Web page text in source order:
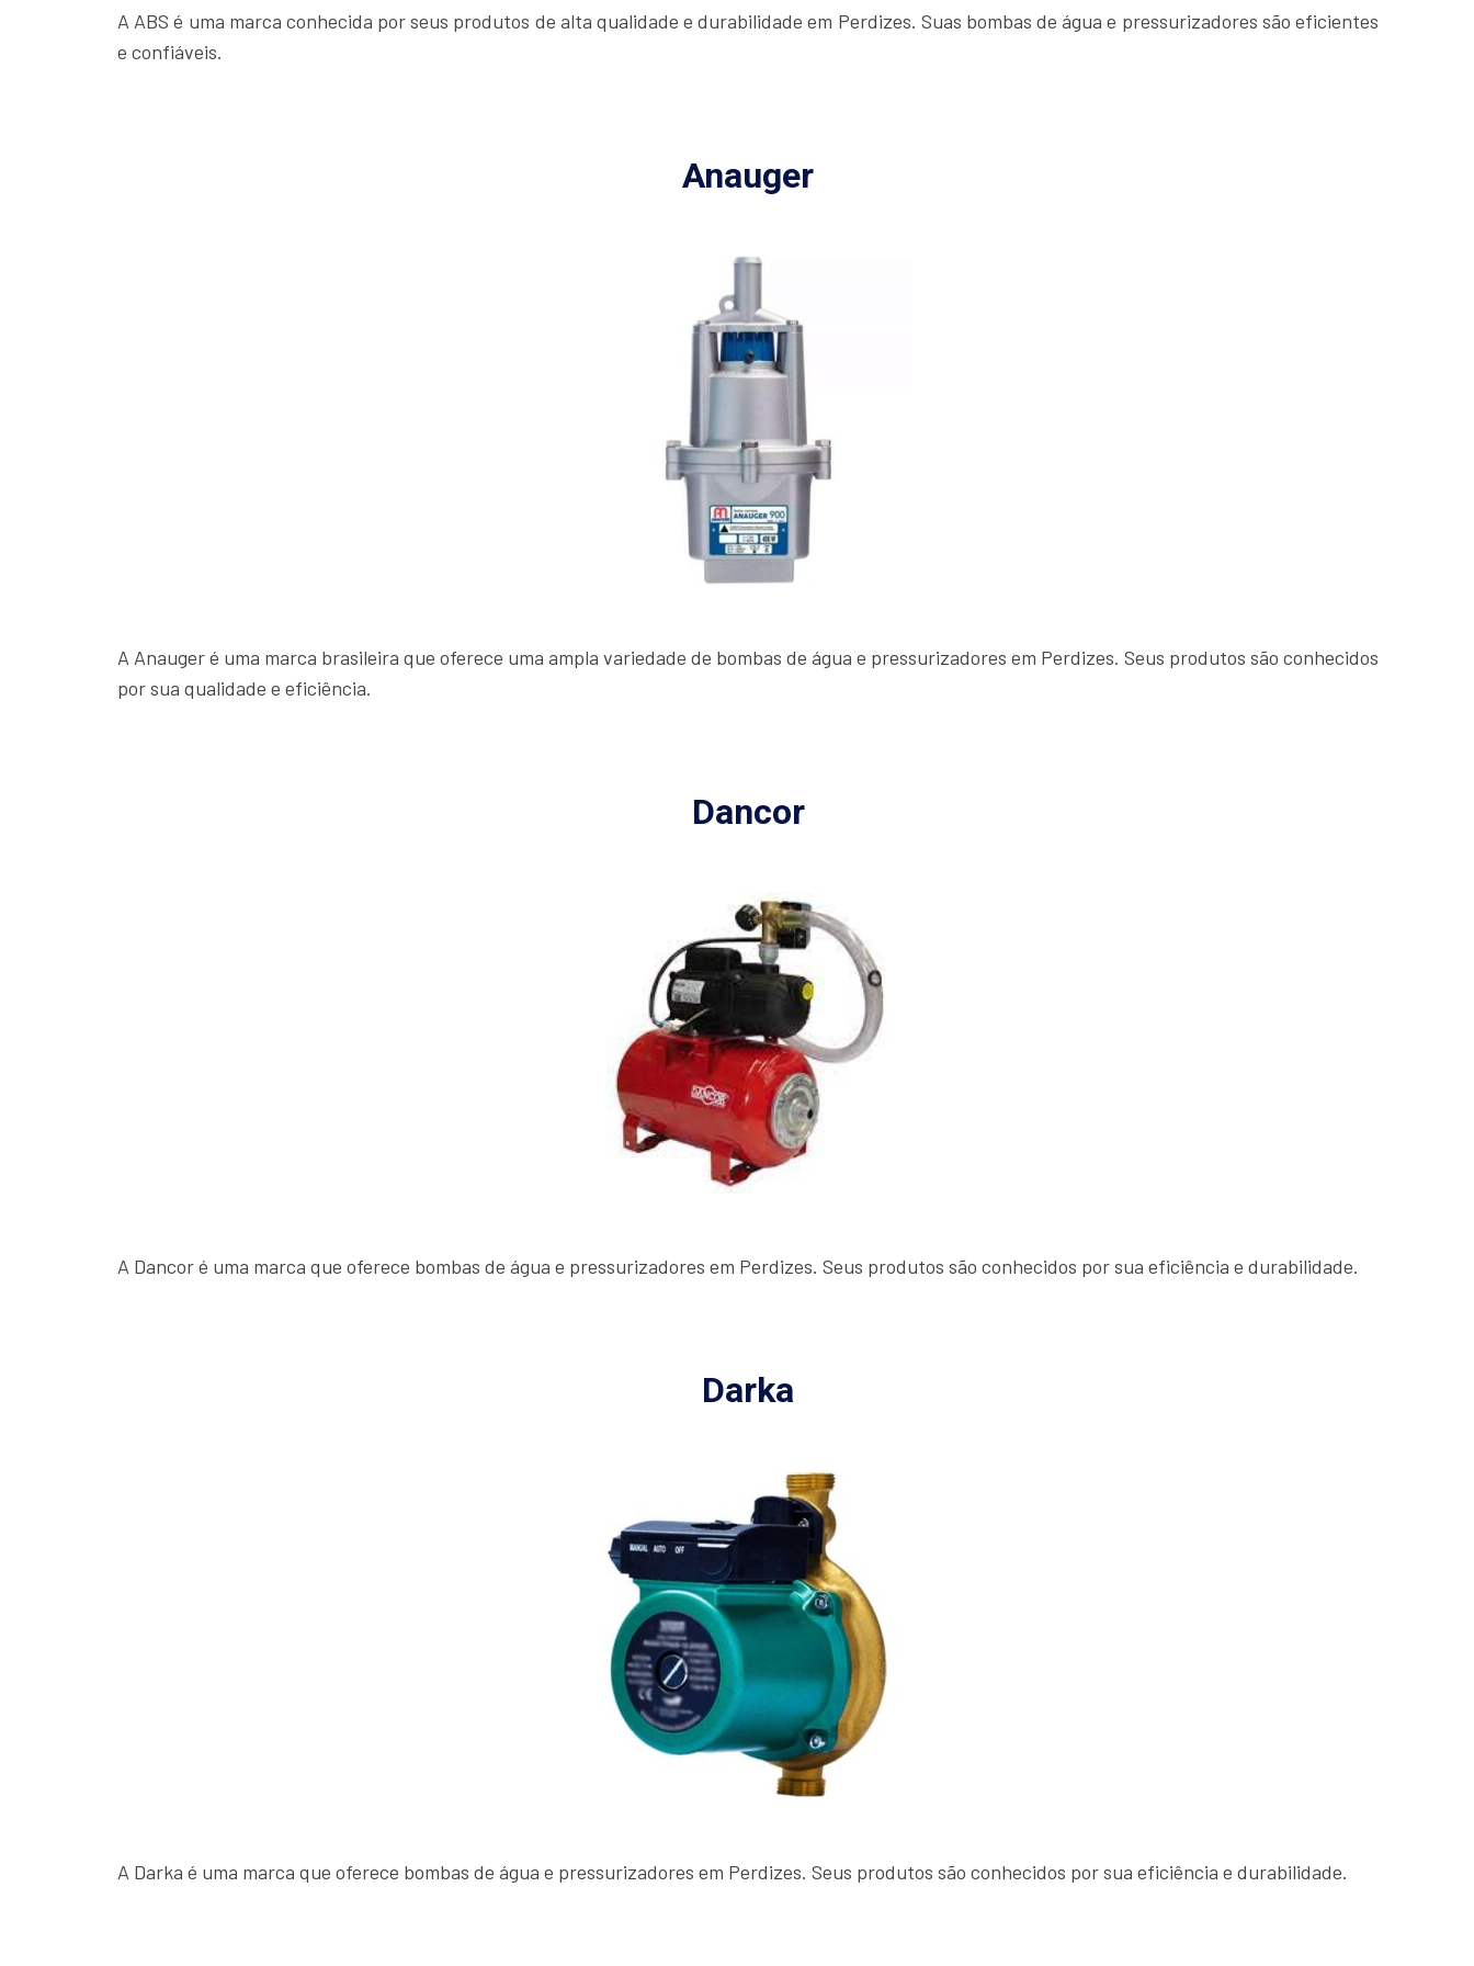
A ABS é uma marca conhecida por seus produtos de alta qualidade e durabilidade em Perdizes. Suas bombas de água e pressurizadores são eficientes
e confiáveis.
Anauger
A Anauger é uma marca brasileira que oferece uma ampla variedade de bombas de água e pressurizadores em Perdizes. Seus produtos são conhecidos
por sua qualidade e eficiência.
Dancor
A Dancor é uma marca que oferece bombas de água e pressurizadores em Perdizes. Seus produtos são conhecidos por sua eficiência e durabilidade.
Darka
A Darka é uma marca que oferece bombas de água e pressurizadores em Perdizes. Seus produtos são conhecidos por sua eficiência e durabilidade.